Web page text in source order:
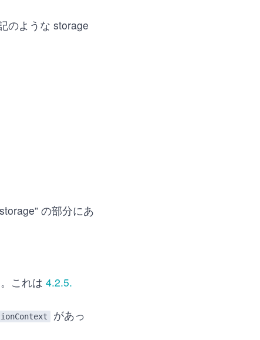
のような storage
の部分にあ
これは 4.2.5.
があっ